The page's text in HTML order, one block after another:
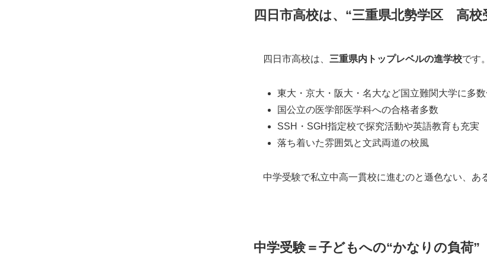
四日市高校は、“三重県北勢学区 高校
四日市高校は、 三重県内トップレベルの進学校です。
東大・京大・阪大・名大など国立難関大学に多
国公立の医学部医学科への合格者多数
SSH・SGH指定校で探究活動や英語教育も充実
落ち着いた雰囲気と文武両道の校風
中学受験で私立中高一貫校に進むのと遜色ない、あ
中学受験＝子どもへの“かなりの負荷”